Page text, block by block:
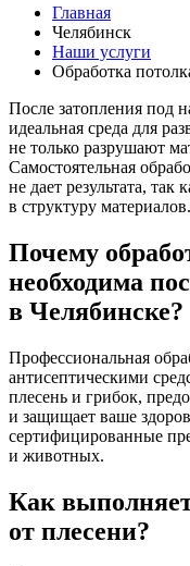
Главная
Челябинск
Наши услуги
Обработка
После затопления под
идеальная среда для
не только разрушают
Самостоятельная
не дает результата,
в структуру материалов.
Почему
необходима
в Челябинске?
Профессиональная
антисептическими
плесень и грибок,
и защищает ваше
сертифицированные
и животных.
Как
от плесени?